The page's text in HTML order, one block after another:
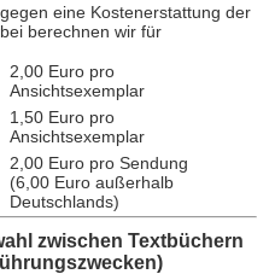
eine Kostenerstattung der
berechnen wir für
2,00 Euro pro
Ansichtsexemplar
1,50 Euro pro
Ansichtsexemplar
2,00 Euro pro Sendung
(6,00 Euro außerhalb
Deutschlands)
zwischen Textbüchern